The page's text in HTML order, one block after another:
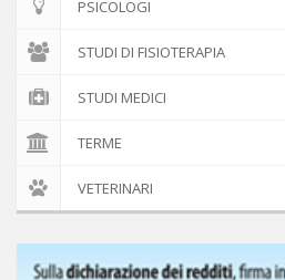
PSICOLOGI
STUDI DI FISIOTERAPIA
STUDI MEDICI
TERME
VETERINARI